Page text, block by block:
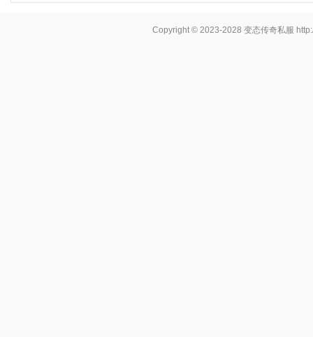
Copyright © 2023-2028变态传奇私服